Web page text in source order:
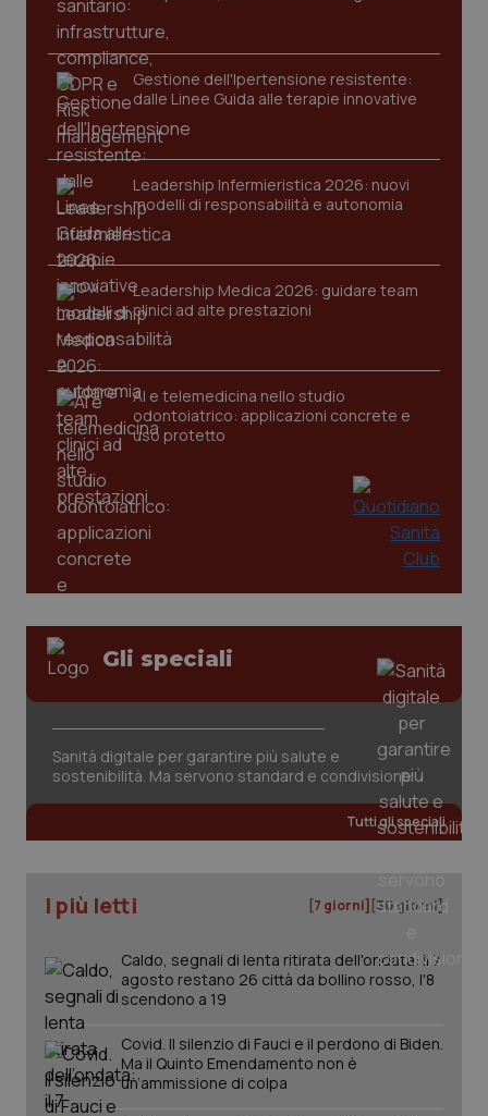
Gestione dell'Ipertensione resistente:
dalle Linee Guida alle terapie innovative
Leadership Infermieristica 2026: nuovi
modelli di responsabilità e autonomia
Leadership Medica 2026: guidare team
clinici ad alte prestazioni
AI e telemedicina nello studio
odontoiatrico: applicazioni concrete e
uso protetto
Gli speciali
Sanità digitale per garantire più salute e
sostenibilità. Ma servono standard e condivisione
Tutti gli speciali
I più letti [7 giorni] [30 giorni]
Caldo, segnali di lenta ritirata dell'ondata: il 7
agosto restano 26 città da bollino rosso, l'8
scendono a 19
Covid. Il silenzio di Fauci e il perdono di Biden.
Ma il Quinto Emendamento non è
un’ammissione di colpa
protette del sito. Il sito web non è in grado di
funzionare correttamente senza questi cookie.
Nome
Fornitore/Dominio
VISITOR_PRIVACY_METADATA
YouTube
.youtube.com
CookieScriptConsent
tracking-enable
www.quotidianosanita.it
tracking-sites-ironfish-
www.quotidianosanita.it
_ga
Google LLC
.quotidianosanita.it